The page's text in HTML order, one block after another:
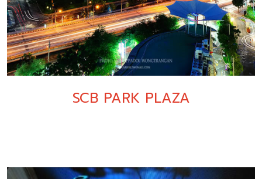
SCB PARK PLAZA